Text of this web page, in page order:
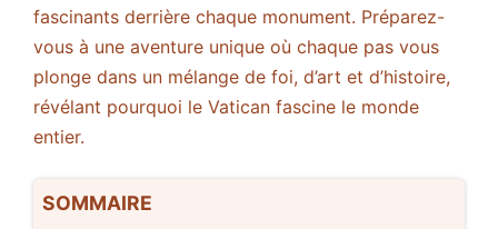
fascinants derrière chaque monument. Préparez-
vous à une aventure unique où chaque pas vous
plonge dans un mélange de foi, d’art et d’histoire,
révélant pourquoi le Vatican fascine le monde
entier.
SOMMAIRE